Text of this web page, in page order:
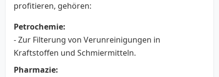
profitieren, gehören:
Petrochemie:
- Zur Filterung von Verunreinigungen in
Kraftstoffen und Schmiermitteln.
Pharmazie: